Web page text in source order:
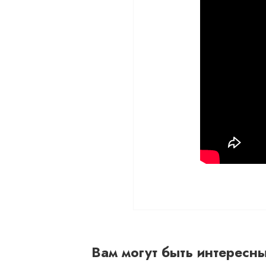
Вам могут быть